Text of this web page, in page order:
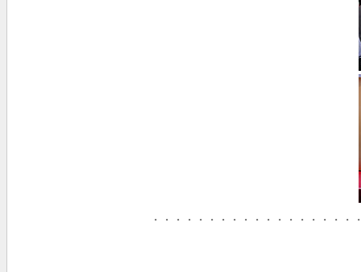
・・・・・・・・・・・・・・・・・